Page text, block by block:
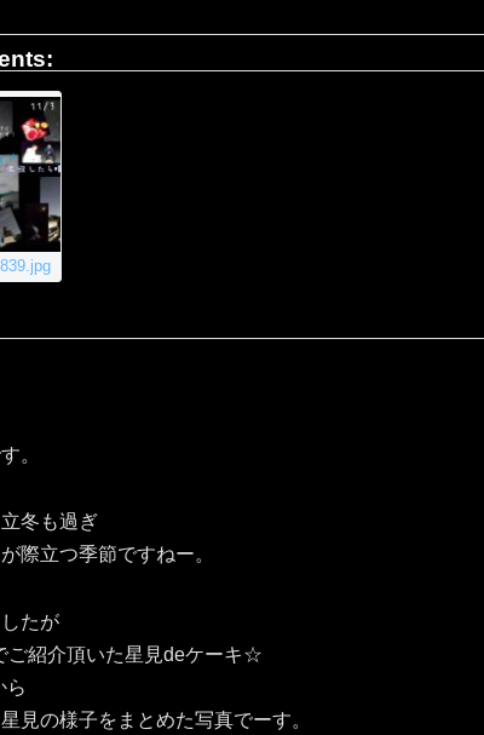
。
冬も過ぎ
際立つ季節ですねー。
たが
ご紹介頂いた星見deケーキ☆
ら
見の様子をまとめた写真でーす。